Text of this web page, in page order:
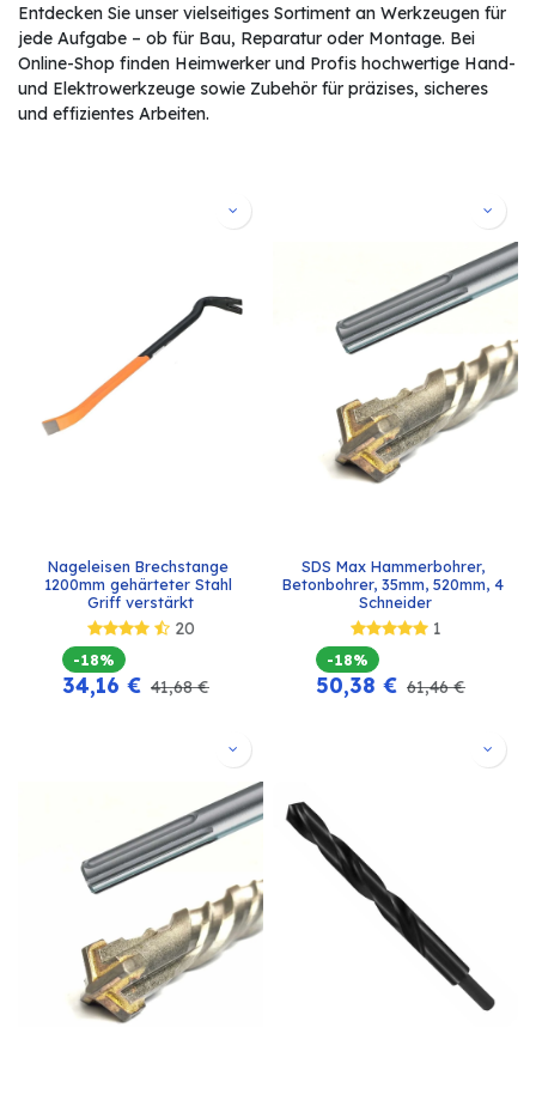
Entdecken Sie unser vielseitiges Sortiment an Werkzeugen für
jede Aufgabe – ob für Bau, Reparatur oder Montage. Bei
Online-Shop finden Heimwerker und Profis hochwertige Hand-
und Elektrowerkzeuge sowie Zubehör für präzises, sicheres
und effizientes Arbeiten.
Nageleisen Brechstange
1200mm gehärteter Stahl
Griff verstärkt
20
-18%
34,16 € 41,68€
SDS Max Hammerbohrer,
Betonbohrer, 35mm, 520mm, 4
Schneider
1
-18%
50,38 € 61,46€